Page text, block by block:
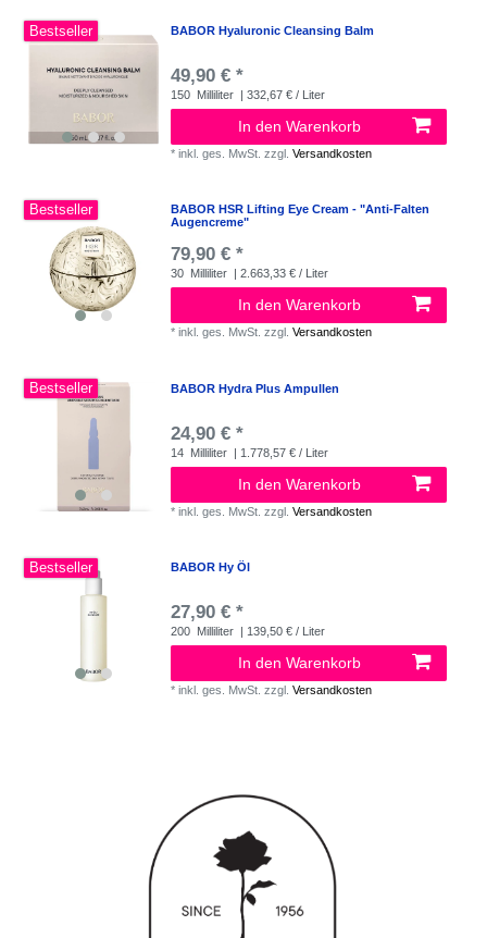
Bestseller BABOR Hyaluronic Cleansing Balm
49,90 € *
150 Milliliter | 332,67 € / Liter
In den Warenkorb
*inkl. ges. MwSt. zzgl.Versandkosten
Bestseller
BABOR HSR Lifting Eye Cream - "Anti-Falten
Augencreme"
79,90 € *
30 Milliliter | 2.663,33 € / Liter
In den Warenkorb
*inkl. ges. MwSt. zzgl.Versandkosten
Bestseller BABOR Hydra Plus Ampullen
24,90 € *
14 Milliliter | 1.778,57 € / Liter
In den Warenkorb
*inkl. ges. MwSt. zzgl.Versandkosten
Bestseller BABOR Hy Öl
27,90 € *
200 Milliliter | 139,50 € / Liter
In den Warenkorb
*inkl. ges. MwSt. zzgl.Versandkosten